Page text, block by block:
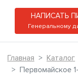
НАПИСАТЬ
Генеральному
Главная Каталог
Первомайское